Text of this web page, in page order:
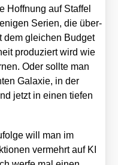
Hoff­nung auf Staf­fel
Seri­en, die über­
dem glei­chen Bud­get
pro­du­ziert wird wie
Oder soll­te man
Gala­xie, in der
jetzt in einen tie­fen
will man im
ver­mehrt auf KI